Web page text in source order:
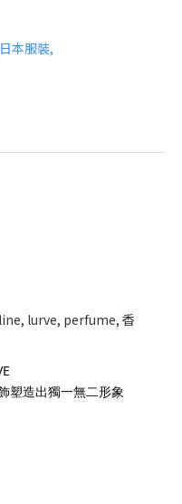
塑造出獨一無二形象